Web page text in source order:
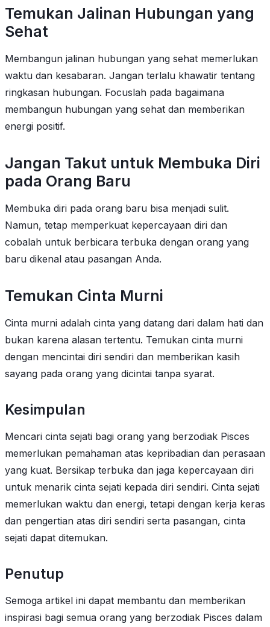
Temukan Jalinan Hubungan yang
Sehat
Membangun jalinan hubungan yang sehat memerlukan
waktu dan kesabaran. Jangan terlalu khawatir tentang
ringkasan hubungan. Focuslah pada bagaimana
membangun hubungan yang sehat dan memberikan
energi positif.
Jangan Takut untuk Membuka Diri
pada Orang Baru
Membuka diri pada orang baru bisa menjadi sulit.
Namun, tetap memperkuat kepercayaan diri dan
cobalah untuk berbicara terbuka dengan orang yang
baru dikenal atau pasangan Anda.
Temukan Cinta Murni
Cinta murni adalah cinta yang datang dari dalam hati dan
bukan karena alasan tertentu. Temukan cinta murni
dengan mencintai diri sendiri dan memberikan kasih
sayang pada orang yang dicintai tanpa syarat.
Kesimpulan
Mencari cinta sejati bagi orang yang berzodiak Pisces
memerlukan pemahaman atas kepribadian dan perasaan
yang kuat. Bersikap terbuka dan jaga kepercayaan diri
untuk menarik cinta sejati kepada diri sendiri. Cinta sejati
memerlukan waktu dan energi, tetapi dengan kerja keras
dan pengertian atas diri sendiri serta pasangan, cinta
sejati dapat ditemukan.
Penutup
Semoga artikel ini dapat membantu dan memberikan
inspirasi bagi semua orang yang berzodiak Pisces dalam